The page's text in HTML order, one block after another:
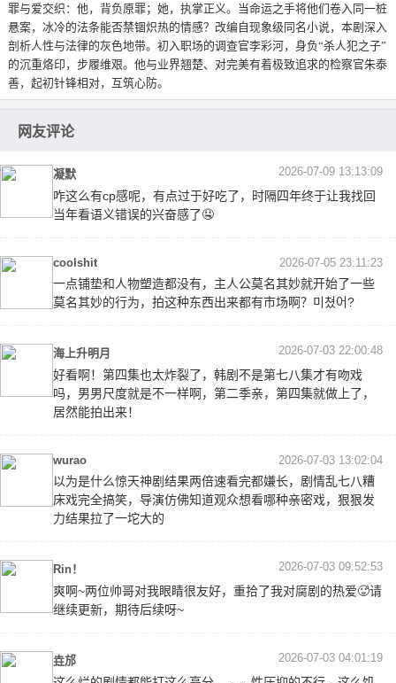
罪与爱交织：他，背负原罪；她，执掌正义。当命运之手将他们卷入同一桩
悬案，冰冷的法条能否禁锢炽热的情感？改编自现象级同名小说，本剧深入
剖析人性与法律的灰色地带。初入职场的调查官李彩河，身负“杀人犯之子”
的沉重烙印，步履维艰。他与业界翘楚、对完美有着极致追求的检察官朱泰
善，起初针锋相对，互筑心防。
网友评论
凝默 2026-07-09 13:13:09
咋这么有cp感呢，有点过于好吃了，时隔四年终于让我找回
当年看语义错误的兴奋感了🤤
coolshit 2026-07-05 23:11:23
一点铺垫和人物塑造都没有，主人公莫名其妙就开始了一些
莫名其妙的行为，拍这种东西出来都有市场啊？미쳤어?
海上升明月 2026-07-03 22:00:48
好看啊！第四集也太炸裂了，韩剧不是第七八集才有吻戏
吗，男男尺度就是不一样啊，第二季亲，第四集就做上了，
居然能拍出来！
wurao 2026-07-03 13:02:04
以为是什么惊天神剧结果两倍速看完都嫌长，剧情乱七八糟
床戏完全搞笑，导演仿佛知道观众想看哪种亲密戏，狠狠发
力结果拉了一坨大的
Rin！ 2026-07-03 09:52:53
爽啊~两位帅哥对我眼睛很友好，重拾了我对腐剧的热爱🥵请
继续更新，期待后续呀~
垚邡 2026-07-03 04:01:19